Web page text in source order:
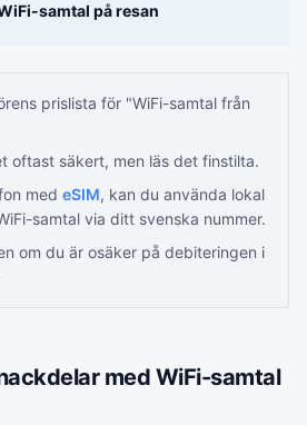
samtal på resan
prislista för "WiFi-samtal från
oftast säkert, men läs det finstilta.
med eSIM, kan du använda lokal
samtal via ditt svenska nummer.
om du är osäker på debiteringen i
med WiFi-samtal